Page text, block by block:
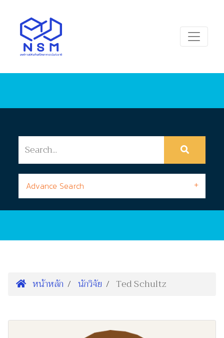
Advance Search
หน้าหลัก นักวิจัย Ted Schultz